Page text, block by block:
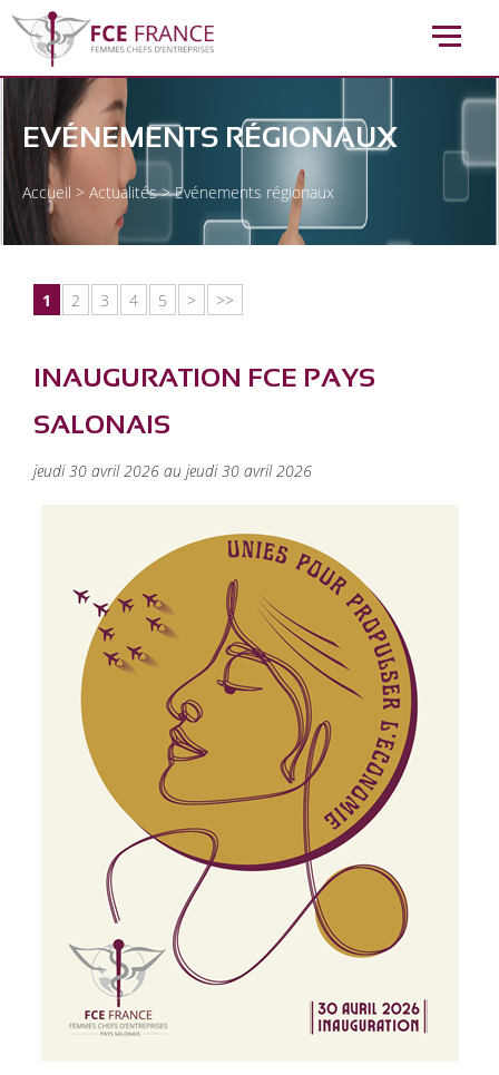
EVÉNEMENTS RÉGIONAUX
Accueil > Actualités> Evénements régionaux
1 2 3 4 5 > >>
INAUGURATION FCE PAYS
SALONAIS
jeudi 30 avril 2026 au jeudi 30 avril 2026